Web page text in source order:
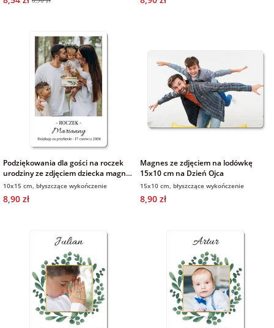
Podziękowania dla gości na roczek
urodziny ze zdjęciem dziecka magnes
10x15 cm
10x15 cm, błyszczące wykończenie
8,90 zł
Magnes ze zdjęciem na lodówkę
15x10 cm na Dzień Ojca
15x10 cm, błyszczące wykończenie
8,90 zł